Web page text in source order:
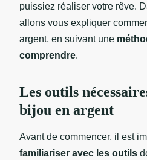
puissiez réaliser votre rêve.
allons vous expliquer
argent, en suivant une
comprendre.
Les outils
bijou en argent
Avant de commencer, il est
familiariser avec les outils